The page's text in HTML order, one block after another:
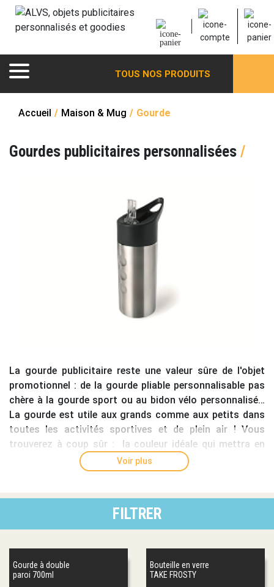
TOUS NOS PRODUITS
Accueil / Maison & Mug / Gourde
Gourdes publicitaires personnalisées /
La gourde publicitaire reste une valeur sûre de l'objet
promotionnel : de la gourde pliable personnalisable pas
chère à la gourde sport ou au bidon vélo personnalisé…
La gourde est utile aux grands comme aux petits dans
toutes les activités sportives et de plein air ! Vous
trouverez à coup sûr : la couleur idéale qui mettra en
valeur le logo de votre entreprise, la matière adaptée
(souple, plastique ou gourde aluminium
Voir plus
FILTRER
Gourde à double
paroi 700ml
Bouteille en verre
TAKE FROSTY